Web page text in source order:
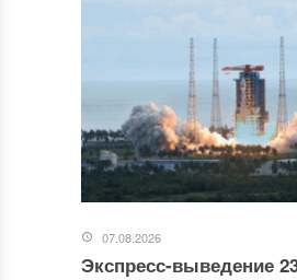
07.08.2026
Экспресс-выведение